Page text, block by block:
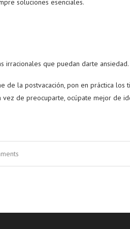
soluciones esenciales.
irracionales que puedan darte ansiedad.
de la postvacación, pon en práctica los
de preocuparte, ocúpate mejor de